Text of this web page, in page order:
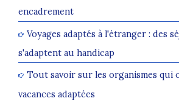
encadrement
Voyages adaptés à l'étranger : des
s'adaptent au handicap
Tout savoir sur les organismes qui
vacances adaptées